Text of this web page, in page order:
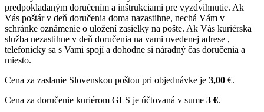
predpokladaným doručením a inštrukciami pre vyzdvihnutie. Ak
Vás poštár v deň doručenia doma nazastihne, nechá Vám v
schránke oznámenie o uložení zasielky na pošte. Ak Vás kuriérska
služba nezastihne v deň doručenia na vami uvedenej adrese ,
telefonicky sa s Vami spojí a dohodne si náradný čas doručenia a
miesto.
Cena za zaslanie Slovenskou poštou pri objednávke je 3,00 €.
Cena za doručenie kuriérom GLS je účtovaná v sume 3 €.